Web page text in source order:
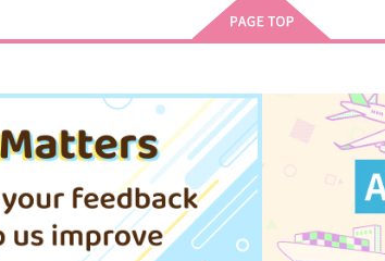
産屋敷輝利哉×宇髄天元
440円
須王芦佳×在間樹帆
転校先の清楚可憐な美少女
が、昔男子と思って一緒に遊
んだ幼馴染だった件 6
KADOKAWA
770円（税込）
転校先の清楚可
が、昔男子と思
んだ幼馴染だっ
円（税込）